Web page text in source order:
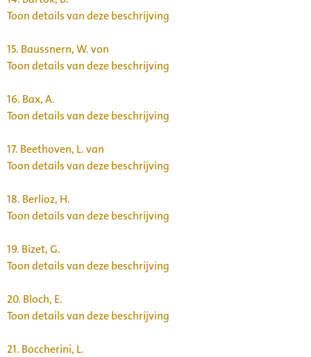
Toon details van deze beschrijving
15. Baussnern, W. von
Toon details van deze beschrijving
16. Bax, A.
Toon details van deze beschrijving
17. Beethoven, L. van
Toon details van deze beschrijving
18. Berlioz, H.
Toon details van deze beschrijving
19. Bizet, G.
Toon details van deze beschrijving
20. Bloch, E.
Toon details van deze beschrijving
21. Boccherini, L.